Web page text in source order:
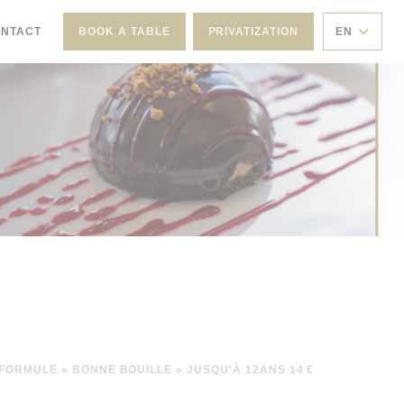
BOOK A TABLE PRIVATIZATION EN
FORMULE « BONNE BOUILLE » JUSQU'À 12ANS 14 €